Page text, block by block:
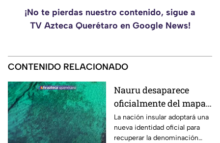
¡No te pierdas nuestro contenido, sigue a
TV Azteca Querétaro en Google News!
CONTENIDO RELACIONADO
Nauru desaparece
oficialmente del mapa:
el pequeño país cambia
de nombre
La nación insular adoptará una
nueva identidad oficial para
recuperar la denominación